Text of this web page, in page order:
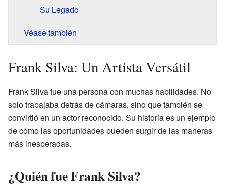
Su Legado
Véase también
Frank Silva: Un Artista Versátil
Frank Silva fue una persona con muchas habilidades. No
solo trabajaba detrás de cámaras, sino que también se
convirtió en un actor reconocido. Su historia es un ejemplo
de cómo las oportunidades pueden surgir de las maneras
más inesperadas.
¿Quién fue Frank Silva?